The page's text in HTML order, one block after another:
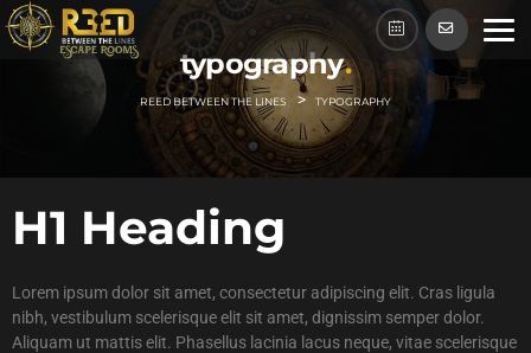
typography
REED BETWEEN THE LINES > TYPOGRAPHY
H1 Heading
Lorem ipsum dolor sit amet, consectetur adipiscing elit. Cras ligula
nibh, vestibulum scelerisque elit sit amet, dignissim semper dolor.
Aliquam ut mattis elit. Phasellus lacinia lacus neque, vitae scelerisque